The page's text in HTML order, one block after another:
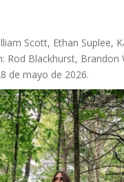
Scott, Ethan Suplee,
Rod Blackhurst,
de mayo de 2026.